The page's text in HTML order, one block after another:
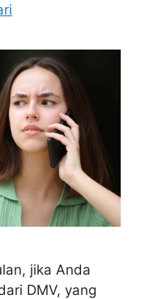
jika Anda
DMV, yang